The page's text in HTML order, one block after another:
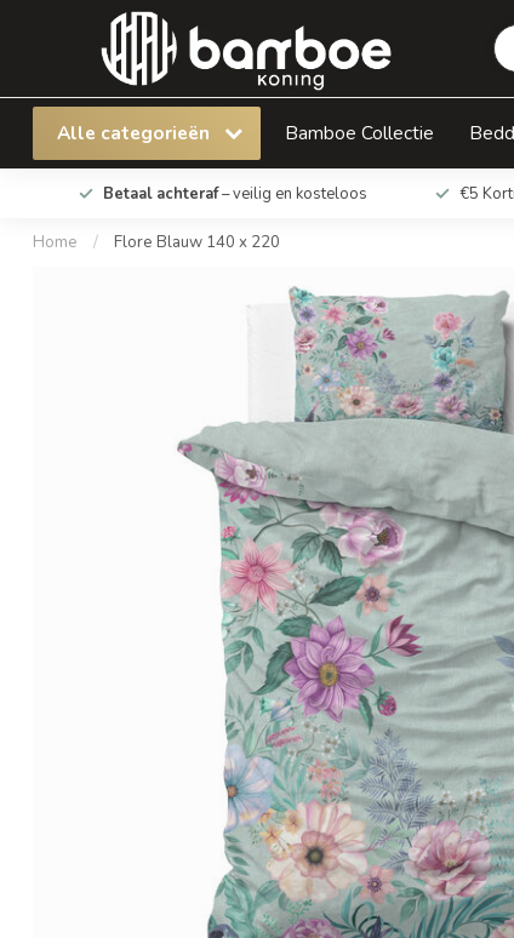
Alle categorieën Bamboe Collectie
Betaal achteraf– veilig en kosteloos €5
Home / Flore Blauw 140 x 220
Flore Blauw 140 x 220